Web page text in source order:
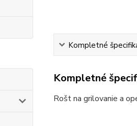
Kompletné
Kompletné
Rošt na grilovanie a